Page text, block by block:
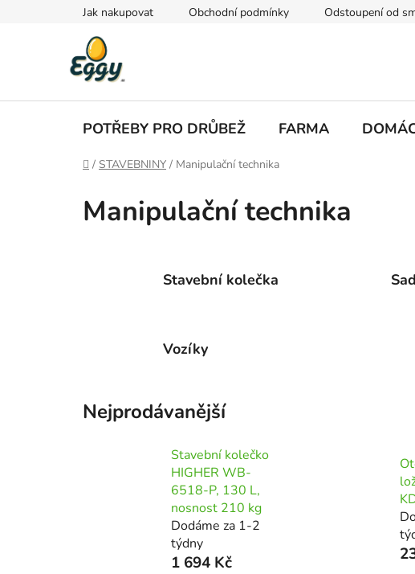
Jak nakupovat Obchodní podmínky Odstoupení od
POTŘEBY PRO DRŮBEŽ FARMA
Domů
/ STAVEBNINY / Manipulační technika
Manipulační technika
Stavební kolečka
Vozíky
Nejprodávanější
Stavební kolečko
HIGHER WB-
6518-P, 130 L,
nosnost 210 kg
Dodáme za 1-2
týdny
1 694 Kč